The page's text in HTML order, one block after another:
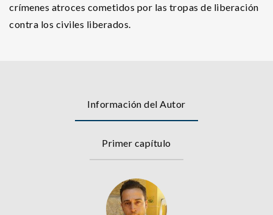
crímenes atroces cometidos por las tropas de liberación
contra los civiles liberados.
Información del Autor
Primer capítulo